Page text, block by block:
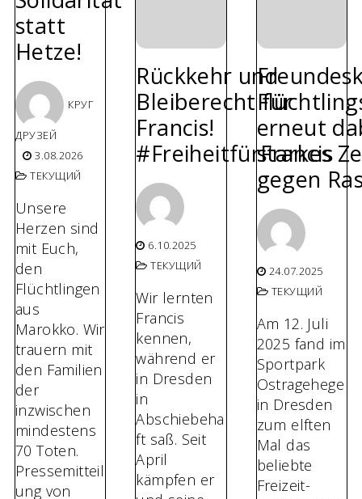
statt
Hetze!
КРУГ
ДРУЗЕЙ
3.08.2026
ТЕКУЩИЙ
Unsere
Herzen sind
mit Euch,
den
Flüchtlingen
aus
Marokko. Wir
trauern mit
den Familien
der
inzwischen
mindestens
70 Toten.
Pressemitteil
ung von
Rückkehr und
Bleiberecht für
Francis!
#FreiheitfürFrancis
6.10.2025
ТЕКУЩИЙ
Wir lernten
Francis
kennen,
während er
in Dresden
in
Abschiebeha
ft saß. Seit
April
kämpfen er
erneut
starkes
gegen
24.07.2025
ТЕКУЩИЙ
Am 12. Juli
2025 fand im
Sportpark
Ostragehege
in Dresden
zum elften
Mal das
beliebte
Freizeit-